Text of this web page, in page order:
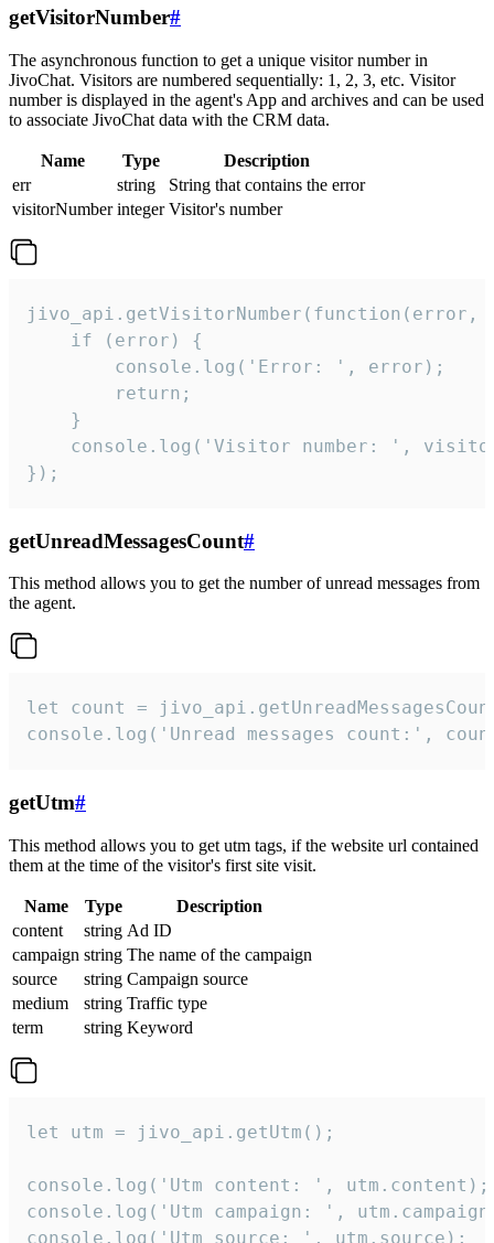
getVisitorNumber#
The asynchronous function to get a unique visitor number in
JivoChat. Visitors are numbered sequentially: 1, 2, 3, etc. Visitor
number is displayed in the agent's App and archives and can be used
to associate JivoChat data with the CRM data.
Name Type
Description
err
string
String that contains the error
visitorNumber integer Visitor's number
jivo_api.getVisitorNumber(function(error,
    if (error) {
        console.log('Error: ', error);
        return;
    }
console.log('Visitor number: ',
});
getUnreadMessagesCount#
This method allows you to get the number of unread messages from
the agent.
let count =
console.log('Unread messages count:',
getUtm#
This method allows you to get utm tags, if the website url contained
them at the time of the visitor's first site visit.
Name Type
Description
content
string Ad ID
campaign string The name of the campaign
source
string Campaign source
medium
string Traffic type
term
string Keyword
let utm = jivo_api.getUtm();
console.log('Utm content: ', utm.content);
console.log('Utm campaign: ',
console.log('Utm source: ', utm.source);